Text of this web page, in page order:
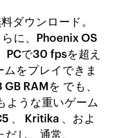
ダウンロード。
に、Phoenix OS
PCで30 fpsを超え
をプレイできま
RAMを でも、
ような重いゲーム
、 Kritika 、およ
し、通常、